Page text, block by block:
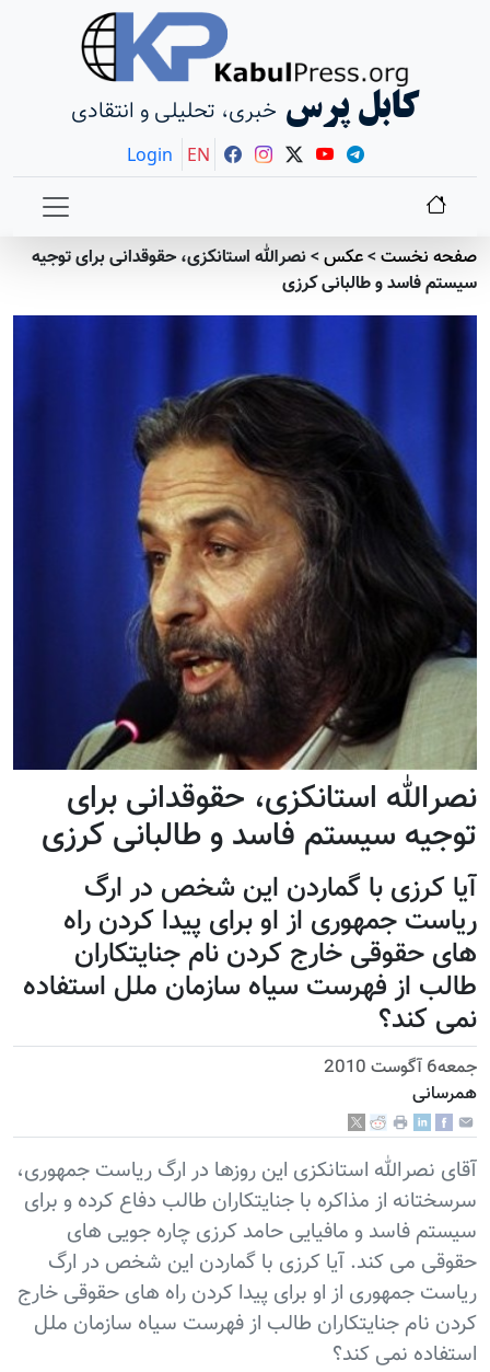
کابل پرس خبری، تحلیلی و انتقادی
Login EN
صفحه نخست>عکس>نصرالله استانکزی، حقوقدانی برای توجیه
سیستم فاسد و طالبانی کرزی
نصرالله استانکزی، حقوقدانی برای
توجیه سیستم فاسد و طالبانی کرزی
آيا کرزی با گماردن این شخص در ارگ
ریاست جمهوری از او برای پیدا کردن راه
های حقوقی خارج کردن نام جنایتکاران
طالب از فهرست سیاه سازمان ملل استفاده
نمی کند؟
جمعه6 آگوست 2010
همرسانی
آقای نصرالله استانکزی این روزها در ارگ ریاست جمهوری،
سرسختانه از مذاکره با جنایتکاران طالب دفاع کرده و برای
سیستم فاسد و مافیایی حامد کرزی چاره جویی های
حقوقی می کند. آيا کرزی با گماردن این شخص در ارگ
ریاست جمهوری از او برای پیدا کردن راه های حقوقی خارج
کردن نام جنایتکاران طالب از فهرست سیاه سازمان ملل
استفاده نمی کند؟